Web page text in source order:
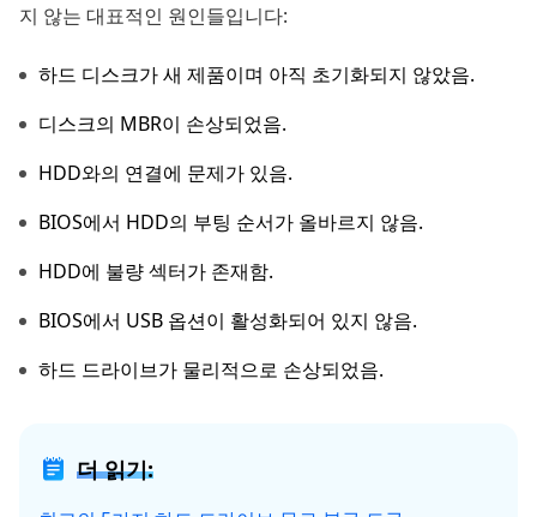
지 않는 대표적인 원인들입니다:
하드 디스크가 새 제품이며 아직 초기화되지 않았음.
디스크의 MBR이 손상되었음.
HDD와의 연결에 문제가 있음.
BIOS에서 HDD의 부팅 순서가 올바르지 않음.
HDD에 불량 섹터가 존재함.
BIOS에서 USB 옵션이 활성화되어 있지 않음.
하드 드라이브가 물리적으로 손상되었음.
더 읽기: